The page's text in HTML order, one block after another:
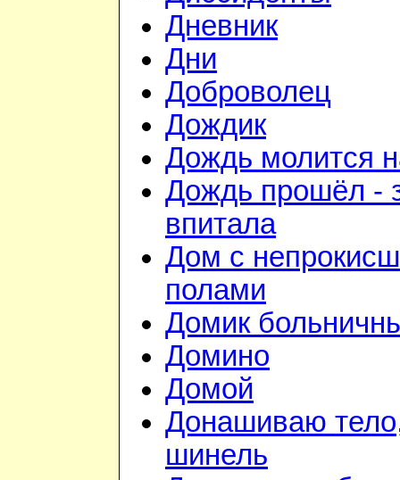
Дневник
Дни
Доброволец
Дождик
Дождь молится
Дождь прошёл -
впитала
Дом с
полами
Домик
Домино
Домой
Донашиваю
шинель